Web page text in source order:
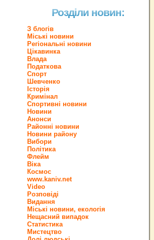
Розділи новин:
З блогів
Міські новини
Регіональні новини
Цікавинка
Влада
Податкова
Спорт
Шевченко
Історія
Кримінал
Спортивні новини
Новини
Анонси
Районні новини
Новини району
Вибори
Політика
Флейм
Віка
Космос
www.kaniv.net
Video
Розповіді
Видання
Міські новини, екологія
Нещасний випадок
Статистика
Мистецтво